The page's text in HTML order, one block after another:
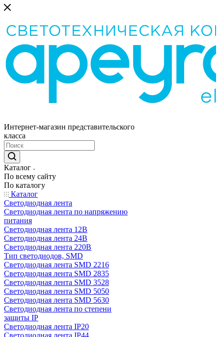
Интернет-магазин представительского
класса
Каталог
По всему сайту
По каталогу
Каталог
Светодиодная лента
Светодиодная лента по напряжению
питания
Светодиодная лента 12В
Светодиодная лента 24В
Светодиодная лента 220В
Тип светодиодов, SMD
Cветодиодная лента SMD 2216
Светодиодная лента SMD 2835
Светодиодная лента SMD 3528
Светодиодная лента SMD 5050
Светодиодная лента SMD 5630
Светодиодная лента по степени
защиты IP
Светодиодная лента IP20
Светодиодная лента IP44